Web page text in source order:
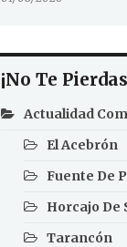
¡No Te
Actualidad
El Acebrón
Fuente De
Horcajo De
Tarancón